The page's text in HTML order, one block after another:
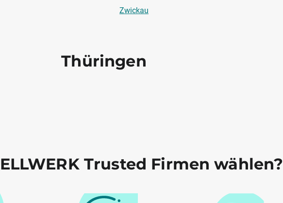
Zwickau
Thüringen
Trusted Firmen wählen?